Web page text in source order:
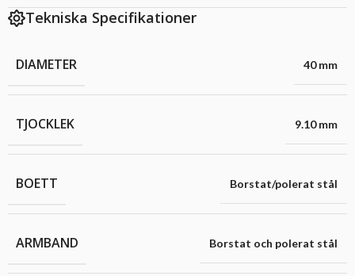
Tekniska Specifikationer
DIAMETER 40 mm
TJOCKLEK 9.10 mm
BOETT Borstat/polerat stål
ARMBAND Borstat och polerat stål